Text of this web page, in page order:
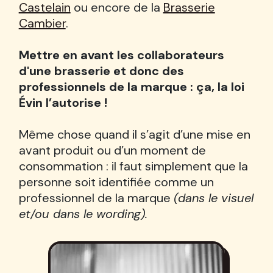
Castelain ou encore de la Brasserie
Cambier.
Mettre en avant les collaborateurs
d'une brasserie et donc des
professionnels de la marque : ça, la loi
Évin l’autorise !
Même chose quand il s’agit d’une mise en
avant produit ou d’un moment de
consommation : il faut simplement que la
personne soit identifiée comme un
professionnel de la marque (dans le visuel
et/ou dans le wording).